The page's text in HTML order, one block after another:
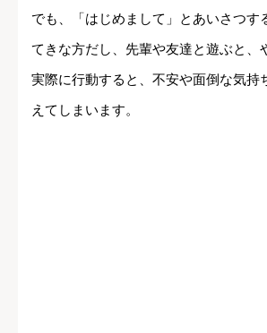
でも、「はじめまして」とあいさつす
てきな方だし、先輩や友達と遊ぶと、
実際に行動すると、不安や面倒な気持
えてしまいます。